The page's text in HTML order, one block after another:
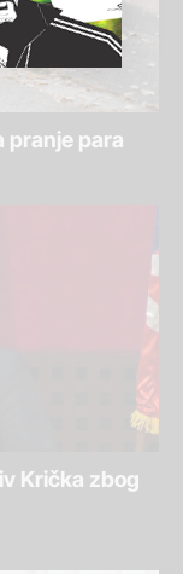
pranje para
Krička zbog